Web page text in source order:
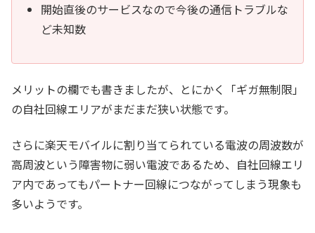
開始直後のサービスなので今後の通信トラブルな
ど未知数
メリットの欄でも書きましたが、とにかく「ギガ無制限」
の自社回線エリアがまだまだ狭い状態です。
さらに楽天モバイルに割り当てられている電波の周波数が
高周波という障害物に弱い電波であるため、自社回線エリ
ア内であってもパートナー回線につながってしまう現象も
多いようです。